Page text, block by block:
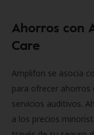
Ahorros con
Care
Amplifon se asocia
para ofrecer ahorros
servicios auditivos.
a los precios